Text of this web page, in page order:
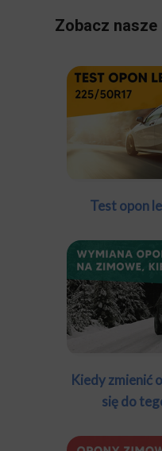
Zobacz nasze
Test opon
Kiedy zmienić
się do